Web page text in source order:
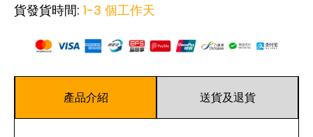
貨發貨時間: 1-3 個工作天
產品介紹 送貨及退貨